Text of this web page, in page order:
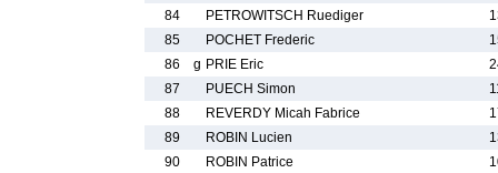
84
PETROWITSCH Ruediger
85
POCHET Frederic
86
g PRIE Eric
87
PUECH Simon
88
REVERDY Micah Fabrice
89
ROBIN Lucien
90
ROBIN Patrice